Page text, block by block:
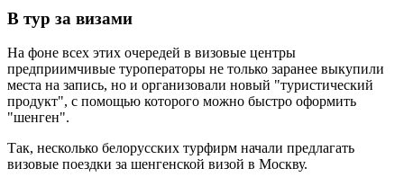
В тур за визами
На фоне всех этих очередей в визовые центры
предприимчивые туроператоры не только заранее выкупили
места на запись, но и организовали новый "туристический
продукт", с помощью которого можно быстро оформить
"шенген".
Так, несколько белорусских турфирм начали предлагать
визовые поездки за шенгенской визой в Москву.